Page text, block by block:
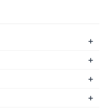
+
+
+
+